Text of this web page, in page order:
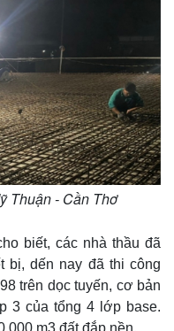
Thuận - Cần Thơ
biết, các nhà thầu đã
bị, dến nay đã thi công
trên dọc tuyến, cơ bản
3 của tổng 4 lớp base.
m3 đất đắp nền.